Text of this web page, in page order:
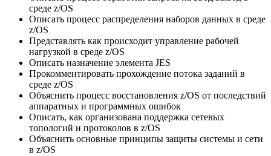
среде z/OS
Описать процесс распределения наборов данных в среде
z/OS
Представлять как происходит управление рабочей
нагрузкой в среде z/OS
Описать назначение элемента JES
Прокомментировать прохождение потока заданий в
среде z/OS
Объяснить процесс восстановления z/OS от последствий
аппаратных и программных ошибок
Описать, как организована поддержка сетевых
топологий и протоколов в z/OS
Объяснить основные принципы защиты системы и сети
в z/OS